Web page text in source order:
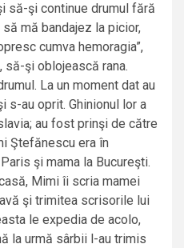
să-şi continue drumul fără
să mă bandajez la picior,
cumva hemoragia”,
să-şi oblojească rana.
La un moment dat au
s-au oprit. Ghinionul lor a
au fost prinşi de către
Ştefănescu era în
şi mama la Bucureşti.
Mimi îi scria mamei
şi trimitea scrisorile lui
le expedia de acolo,
la urmă sârbii l-au trimis